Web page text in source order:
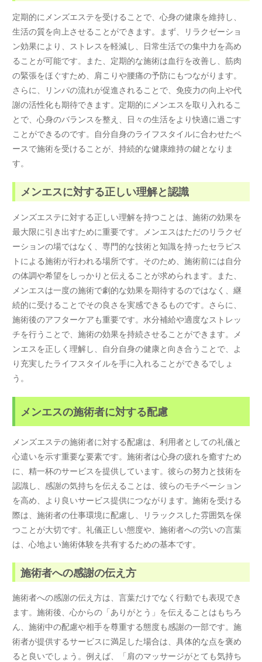
定期的にメンズエステを受けることで、心身の健康を維持し、
生活の質を向上させることができます。まず、リラクゼーショ
ン効果により、ストレスを軽減し、日常生活での集中力を高め
ることが可能です。また、定期的な施術は血行を改善し、筋肉
の緊張をほぐすため、肩こりや腰痛の予防にもつながります。
さらに、リンパの流れが促進されることで、免疫力の向上や代
謝の活性化も期待できます。定期的にメンエスを取り入れるこ
とで、心身のバランスを整え、日々の生活をより快適に過ごす
ことができるのです。自分自身のライフスタイルに合わせたペ
ースで施術を受けることが、持続的な健康維持の鍵となりま
す。
メンエスに対する正しい理解と認識
メンズエステに対する正しい理解を持つことは、施術の効果を
最大限に引き出すために重要です。メンエスはただのリラクゼ
ーションの場ではなく、専門的な技術と知識を持ったセラピス
トによる施術が行われる場所です。そのため、施術前には自分
の体調や希望をしっかりと伝えることが求められます。また、
メンエスは一度の施術で劇的な効果を期待するのではなく、継
続的に受けることでその良さを実感できるものです。さらに、
施術後のアフターケアも重要です。水分補給や適度なストレッ
チを行うことで、施術の効果を持続させることができます。メ
ンエスを正しく理解し、自分自身の健康と向き合うことで、よ
り充実したライフスタイルを手に入れることができるでしょ
う。
メンエスの施術者に対する配慮
メンズエステの施術者に対する配慮は、利用者としての礼儀と
心遣いを示す重要な要素です。施術者は心身の疲れを癒すため
に、精一杯のサービスを提供しています。彼らの努力と技術を
認識し、感謝の気持ちを伝えることは、彼らのモチベーション
を高め、より良いサービス提供につながります。施術を受ける
際は、施術者の仕事環境に配慮し、リラックスした雰囲気を保
つことが大切です。礼儀正しい態度や、施術者への労いの言葉
は、心地よい施術体験を共有するための基本です。
施術者への感謝の伝え方
施術者への感謝の伝え方は、言葉だけでなく行動でも表現でき
ます。施術後、心からの「ありがとう」を伝えることはもちろ
ん、施術中の配慮や相手を尊重する態度も感謝の一部です。施
術者が提供するサービスに満足した場合は、具体的な点を褒め
ると良いでしょう。例えば、「肩のマッサージがとても気持ち